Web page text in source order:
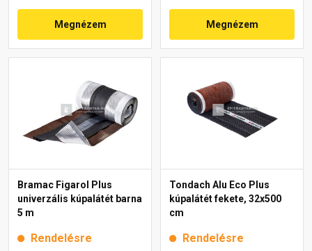
Megnézem Megnézem
Bramac Figarol Plus
univerzális kúpalátét barna
5 m
Rendelésre
Tondach Alu Eco Plus
kúpalátét fekete, 32x500
cm
Rendelésre